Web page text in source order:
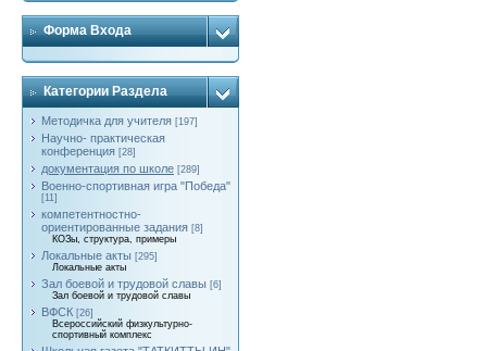
Форма Входа
Категории Раздела
Методичка для учителя [197]
Научно- практическая
конференция [28]
документация по школе [289]
Военно-спортивная игра "Победа"
[11]
компетентностно-
ориентированные задания [8]
КОЗы, структура, примеры
Локальные акты [295]
Локальные акты
Зал боевой и трудовой славы [6]
Зал боевой и трудовой славы
ВФСК [26]
Всероссийский физкультурно-
спортивный комплекс